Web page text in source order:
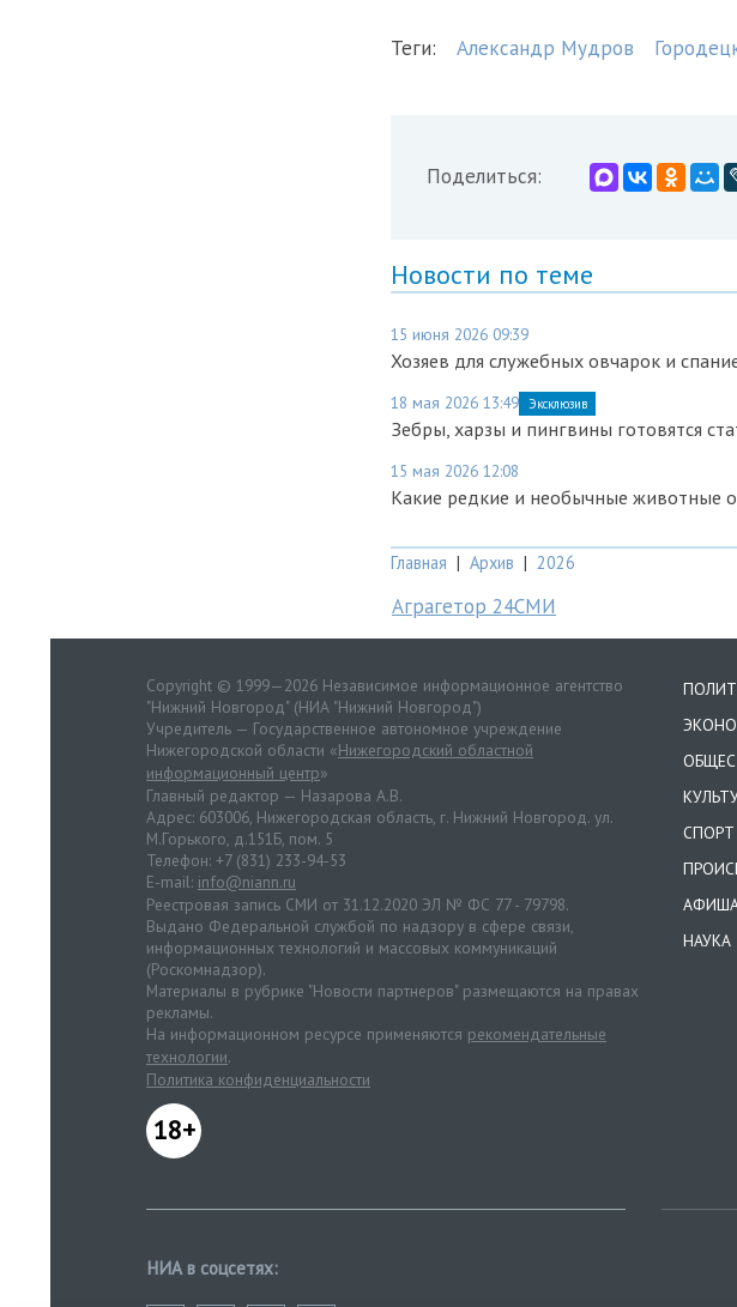
Теги: Александр Мудров
Поделиться:
Новости по теме
15 июня 2026 09:39
Хозяев для служебных овчарок и
18 мая 2026 13:49 Эксклюзив
Зебры, харзы и пингвины готовятся
15 мая 2026 12:08
Какие редкие и необычные животные
Главная | Архив | 2026
Аграгетор 24СМИ
Copyright © 1999—2026 Независимое информационное агентство
"Нижний Новгород" (НИА "Нижний Новгород")
Учредитель — Государственное автономное учреждение
Нижегородской области «Нижегородский областной
информационный центр»
Главный редактор — Назарова А.В.
Адрес: 603006, Нижегородская область, г. Нижний Новгород. ул.
М.Горького, д.151Б, пом. 5
Телефон: +7 (831) 233-94-53
E-mail: info@niann.ru
Реестровая запись СМИ от 31.12.2020 ЭЛ № ФС 77 - 79798.
Выдано Федеральной службой по надзору в сфере связи,
информационных технологий и массовых коммуникаций
(Роскомнадзор).
Материалы в рубрике "Новости партнеров" размещаются на правах
рекламы.
На информационном ресурсе применяются рекомендательные
технологии.
Политика конфиденциальности
18+
СПОРТ
НАУКА
НИА в соцсетях: